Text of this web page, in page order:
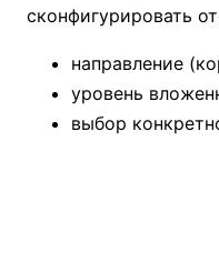
сконфигурировать
направление
уровень
выбор